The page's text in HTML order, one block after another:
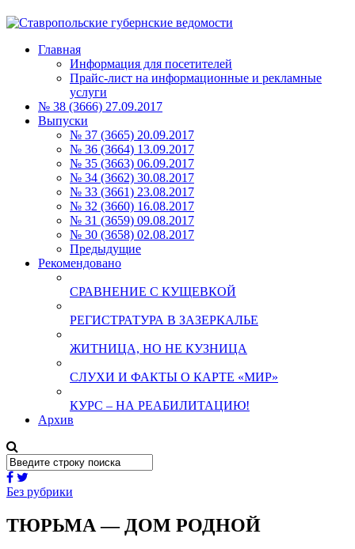
Главная
Информация для посетителей
Прайс-лист на информационные и рекламные
услуги
№ 38 (3666) 27.09.2017
Выпуски
№ 37 (3665) 20.09.2017
№ 36 (3664) 13.09.2017
№ 35 (3663) 06.09.2017
№ 34 (3662) 30.08.2017
№ 33 (3661) 23.08.2017
№ 32 (3660) 16.08.2017
№ 31 (3659) 09.08.2017
№ 30 (3658) 02.08.2017
Предыдущие
Рекомендовано
СРАВНЕНИЕ С КУЩЕВКОЙ
РЕГИСТРАТУРА В ЗАЗЕРКАЛЬЕ
ЖИТНИЦА, НО НЕ КУЗНИЦА
СЛУХИ И ФАКТЫ О КАРТЕ «МИР»
КУРС – НА РЕАБИЛИТАЦИЮ!
Архив
Без рубрики
ТЮРЬМА — ДОМ РОДНОЙ